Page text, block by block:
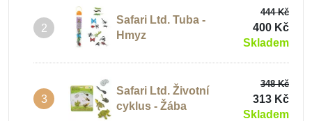
2
Safari Ltd. Tuba -
Hmyz
444 Kč
400 Kč
Skladem
3
Safari Ltd. Životní
cyklus - Žába
348 Kč
313 Kč
Skladem